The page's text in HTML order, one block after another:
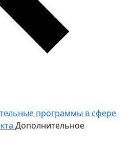
программы в сфере
Дополнительное